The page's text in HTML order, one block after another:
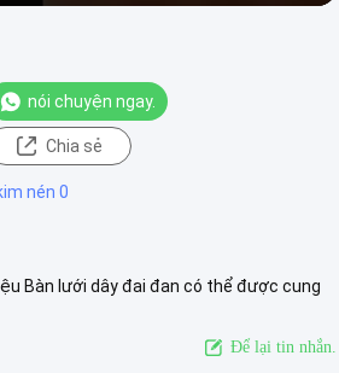
nói chuyện ngay.
Chia sẻ
nén 0
Bàn lưới dây đai đan có thể được cung
Để lại tin nhắn.